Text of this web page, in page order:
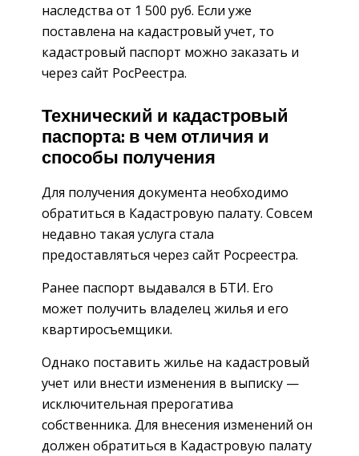
наследства от 1 500 руб. Если уже
поставлена на кадастровый учет, то
кадастровый паспорт можно заказать и
через сайт РосРеестра.
Технический и кадастровый
паспорта: в чем отличия и
способы получения
Для получения документа необходимо
обратиться в Кадастровую палату. Совсем
недавно такая услуга стала
предоставляться через сайт Росреестра.
Ранее паспорт выдавался в БТИ. Его
может получить владелец жилья и его
квартиросъемщики.
Однако поставить жилье на кадастровый
учет или внести изменения в выписку —
исключительная прерогатива
собственника. Для внесения изменений он
должен обратиться в Кадастровую палату